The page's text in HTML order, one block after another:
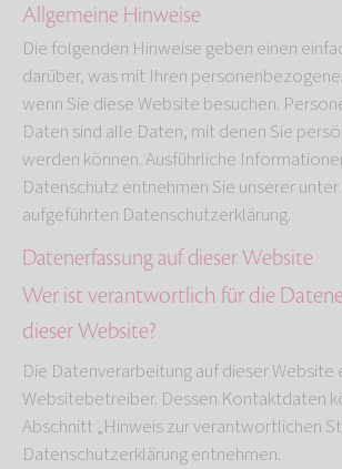
Allgemeine Hinweise
Die folgenden Hinweise geben einen
darüber, was mit Ihren
wenn Sie diese Website besuchen.
Daten sind alle Daten, mit denen Sie
werden können. Ausführliche
Datenschutz entnehmen Sie unserer
aufgeführten Datenschutzerklärung.
Datenerfassung auf dieser Website
Wer ist verantwortlich für die
dieser Website?
Die Datenverarbeitung auf dieser
Websitebetreiber. Dessen Kontaktdaten
Abschnitt „Hinweis zur verantwortlichen
Datenschutzerklärung entnehmen.